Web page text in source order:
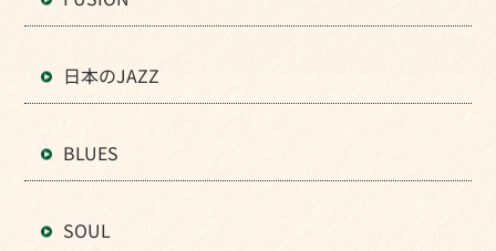
日本のJAZZ
BLUES
SOUL